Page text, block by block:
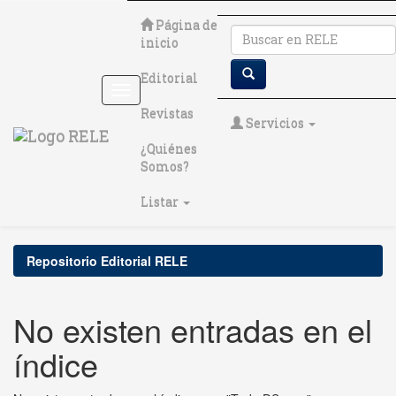
Página de
inicio
Editorial
Revistas
¿Quiénes
Somos?
Listar
Servicios
Repositorio Editorial RELE
No existen entradas en el
índice